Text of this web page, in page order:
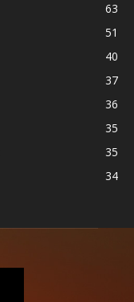
63
51
40
37
36
35
35
34